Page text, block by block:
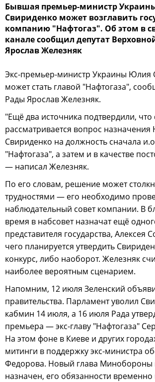
Бывшая премьер-министр
Свириденко может возглавить
компанию "Нафтогаз". Об этом в
канале сообщил депутат
Ярослав Железняк
Экс-премьер-министр Украины Юлия
может стать главой "Нафтогаза",
Рады Ярослав Железняк.
"Ещё два источника подтвердили, что
рассматривается вопрос
Свириденко на должность сначала
"Нафтогаза", а затем и в качестве
— написал Железняк.
По его словам, решение может
трудностями — его необходимо
наблюдательный совет компании. В
время в набсовет назначат ещё
представителя государства, Алексея
чего планируется утвердить
конкурс, либо наоборот. Железняк
наиболее вероятным сценарием.
Напомним, 12 июля Зеленский
правительства. Парламент уволил
кабмин 14 июля, а 16 июля Рада
премьера — экс-главу "Нафтогаза"
На этом фоне в Киеве и других
митинги в поддержку экс-министра
Федорова. Новый глава Минобороны
назначен, его обязанности